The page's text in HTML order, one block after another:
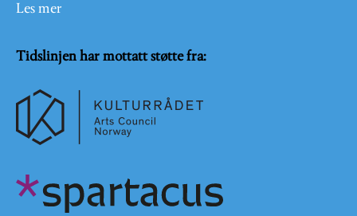
Les mer
Tidslinjen har mottatt støtte fra: